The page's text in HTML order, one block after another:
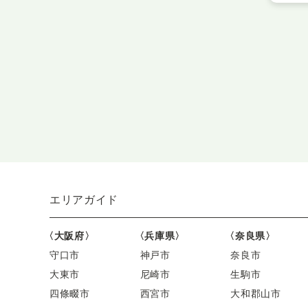
エリアガイド
〈大阪府〉
守口市
大東市
四條畷市
〈兵庫県〉
神戸市
尼崎市
西宮市
〈奈良県〉
奈良市
生駒市
大和郡山市